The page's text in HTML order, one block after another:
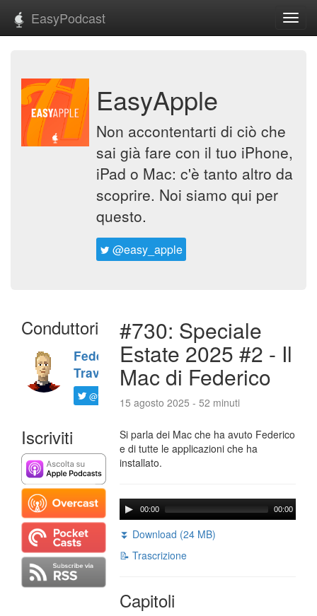
EasyPodcast
EasyApple
Non accontentarti di ciò che
sai già fare con il tuo iPhone,
iPad o Mac: c'è tanto altro da
scoprire. Noi siamo qui per
questo.
@easy_apple
Conduttori
Federico
Travaini
@ftrava
Iscriviti
#730: Speciale
Estate 2025 #2 - Il
Mac di Federico
15 agosto 2025 - 52 minuti
Si parla dei Mac che ha avuto Federico
e di tutte le applicazioni che ha
installato.
00:00 00:00
⏬ Download (24 MB)
📝 Trascrizione
Capitoli